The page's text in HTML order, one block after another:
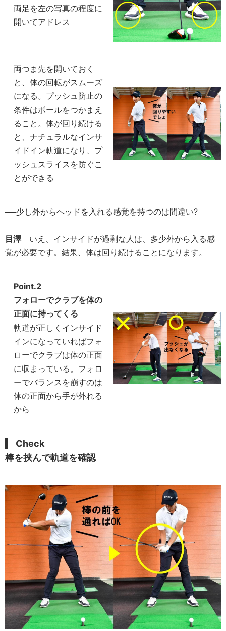
両足を左の写真の程度に
開いてアドレス
両つま先を開いておく
と、体の回転がスムーズ
になる。プッシュ防止の
条件はボールをつかまえ
ること。体が回り続ける
と、ナチュラルなインサ
イドイン軌道になり、プ
ッシュスライスを防ぐこ
とができる
──少し外からヘッドを入れる感覚を持つのは間違い?
目澤いえ、インサイドが過剰な人は、多少外から入る感
覚が必要です。結果、体は回り続けることになります。
Point.2
フォローでクラブを体の
正面に持ってくる
軌道が正しくインサイド
インになっていればフォ
ローでクラブは体の正面
に収まっている。フォロ
ーでバランスを崩すのは
体の正面から手が外れる
から
Check
棒を挟んで軌道を確認